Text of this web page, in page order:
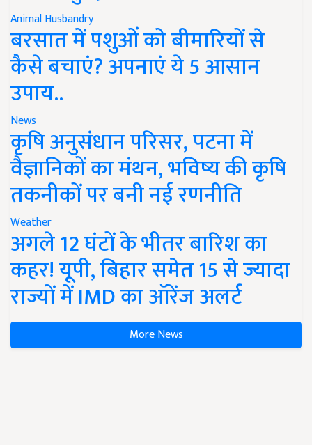
Animal Husbandry
बरसात में पशुओं को बीमारियों से
कैसे बचाएं? अपनाएं ये 5 आसान
उपाय..
News
कृषि अनुसंधान परिसर, पटना में
वैज्ञानिकों का मंथन, भविष्य की कृषि
तकनीकों पर बनी नई रणनीति
Weather
अगले 12 घंटों के भीतर बारिश का
कहर! यूपी, बिहार समेत 15 से ज्यादा
राज्यों में IMD का ऑरेंज अलर्ट
More News